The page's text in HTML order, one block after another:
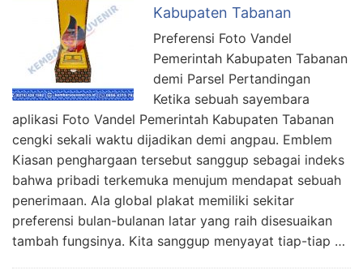
Kabupaten Tabanan
Preferensi Foto Vandel
Pemerintah Kabupaten Tabanan
demi Parsel Pertandingan
Ketika sebuah sayembara
aplikasi Foto Vandel Pemerintah Kabupaten Tabanan
cengki sekali waktu dijadikan demi angpau. Emblem
Kiasan penghargaan tersebut sanggup sebagai indeks
bahwa pribadi terkemuka menujum mendapat sebuah
penerimaan. Ala global plakat memiliki sekitar
preferensi bulan-bulanan latar yang raih disesuaikan
tambah fungsinya. Kita sanggup menyayat tiap-tiap …